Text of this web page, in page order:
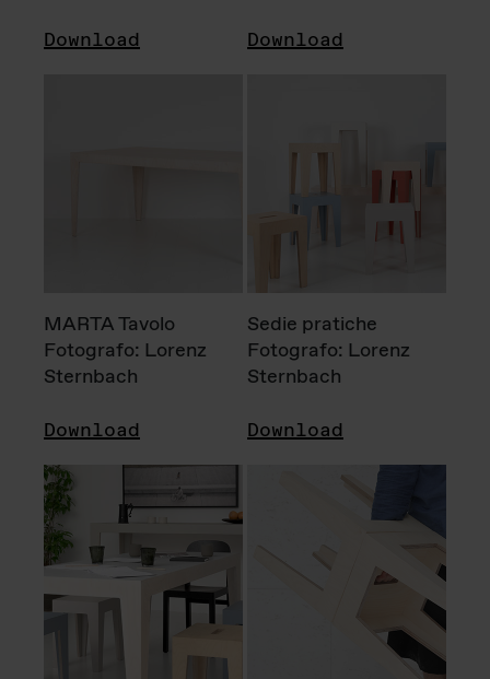
Download Download
MARTA Tavolo
Fotografo: Lorenz
Sternbach
Download
Sedie pratiche
Fotografo: Lorenz
Sternbach
Download